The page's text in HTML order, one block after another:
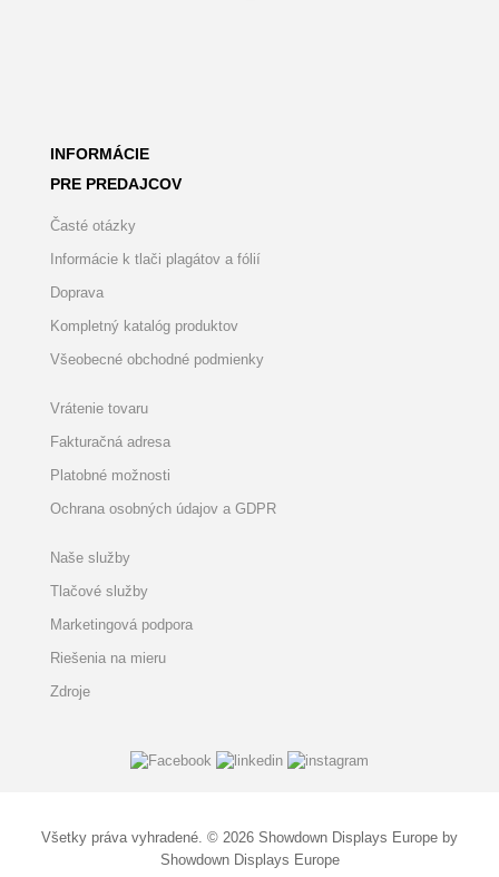
INFORMÁCIE
PRE PREDAJCOV
Časté otázky
Informácie k tlači plagátov a fólií
Doprava
Kompletný katalóg produktov
Všeobecné obchodné podmienky
Vrátenie tovaru
Fakturačná adresa
Platobné možnosti
Ochrana osobných údajov a GDPR
Naše služby
Tlačové služby
Marketingová podpora
Riešenia na mieru
Zdroje
Všetky práva vyhradené. © 2026 Showdown Displays Europe by
Showdown Displays Europe